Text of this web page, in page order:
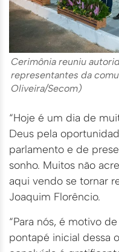
Cerimônia reuniu
representantes da
Oliveira/Secom)
“Hoje é um dia de
Deus pela
parlamento e de
sonho. Muitos não
aqui vendo se tornar
Joaquim Florêncio.
“Para nós, é motivo
pontapé inicial dessa